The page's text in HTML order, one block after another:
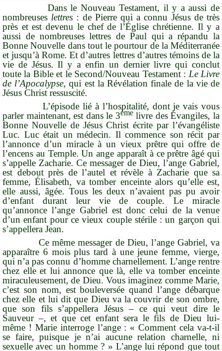
Dans le Nouveau Testament, il y a aussi de
nombreuses lettres : de Pierre qui a connu Jésus de très
près et est devenu le chef de l’Église chrétienne. Il y a
aussi de nombreuses lettres de Paul qui a répandu la
Bonne Nouvelle dans tout le pourtour de la Méditerranée
et jusqu’à Rome. Et d’autres lettres d’autres témoins de la
vie de Jésus. Il y a enfin un dernier livre qui conclut
toute la Bible et le Second/Nouveau Testament : Le Livre
de l’Apocalypse, qui est la Révélation finale de la vie de
Jésus Christ ressuscité.
L’épisode lié à l’hospitalité, dont je vais vous
parler maintenant, est dans le 3èmelivre des Évangiles, la
Bonne Nouvelle de Jésus Christ écrite par l’évangéliste
Luc. Luc était un médecin. Il commence son récit par
l’annonce d’un miracle à un vieux prêtre qui offre de
l’encens au Temple. Un ange apparaît à ce prêtre âgé qui
s’appelle Zacharie. Ce messager de Dieu, l’ange Gabriel,
est debout près de l’autel et révèle à Zacharie que sa
femme, Élisabeth, va tomber enceinte alors qu’elle est,
elle aussi, âgée. Tous les deux n’avaient pas pu avoir
d’enfant durant leur vie de couple. Le miracle
qu’annonce l’ange Gabriel est donc celui de la venue
d’un enfant pour ce vieux couple stérile : un garçon qui
s’appellera Jean.
Ce même messager de Dieu, l’ange Gabriel, va
apparaître 6 mois plus tard à une jeune femme, vierge,
qui n’a pas connu d’homme charnellement. L’ange rentre
chez elle et lui annonce que là, elle va tomber enceinte
miraculeusement, de Dieu. Vous imaginez comme Marie,
c’est son nom, est bouleversée quand l’ange débarque
chez elle et lui dit que Dieu va la couvrir de son ombre,
queson fils s’appellera Jésus– ce qui veut dire le
Sauveur –, et que cet enfant sera le fils de Dieu lui-
même ! Marie interroge l’ange : « Comment cela va-t-il
se faire, puisque je n’ai aucune relation charnelle, ni
sexuelle avec un homme ? » L’ange lui répond que tout